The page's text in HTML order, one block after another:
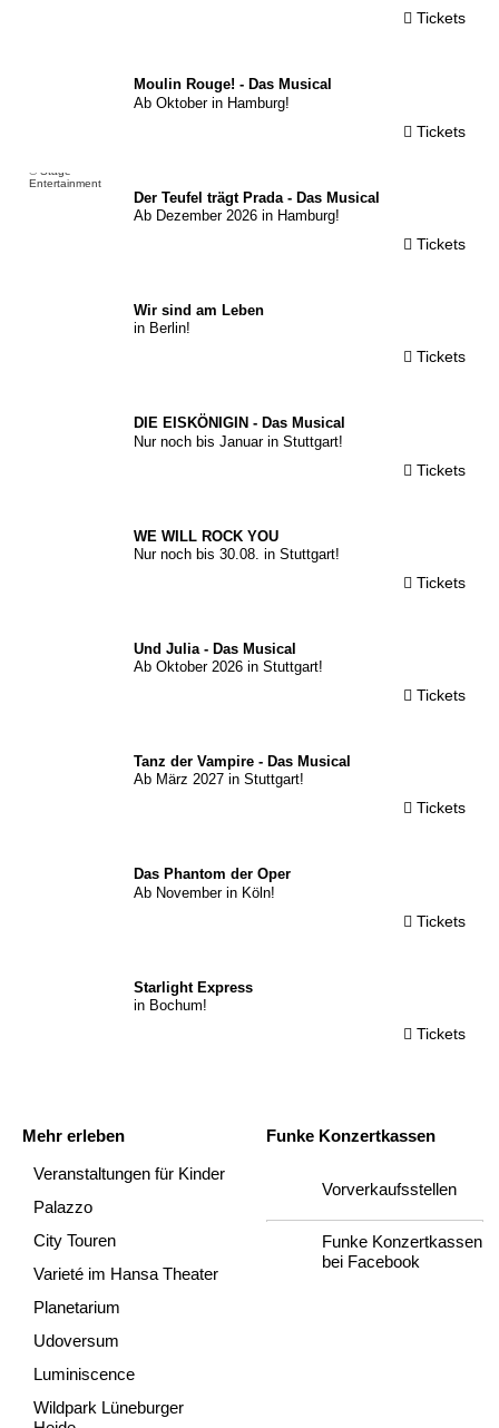
Tickets
Moulin Rouge! - Das Musical
Ab Oktober in Hamburg!
Tickets
© Stage
Entertainment
Der Teufel trägt Prada - Das Musical
Ab Dezember 2026 in Hamburg!
Tickets
Wir sind am Leben
in Berlin!
Tickets
DIE EISKÖNIGIN - Das Musical
Nur noch bis Januar in Stuttgart!
Tickets
WE WILL ROCK YOU
Nur noch bis 30.08. in Stuttgart!
Tickets
Und Julia - Das Musical
Ab Oktober 2026 in Stuttgart!
Tickets
Tanz der Vampire - Das Musical
Ab März 2027 in Stuttgart!
Tickets
Das Phantom der Oper
Ab November in Köln!
Tickets
Starlight Express
in Bochum!
Tickets
Mehr erleben
Veranstaltungen für Kinder
Palazzo
City Touren
Varieté im Hansa Theater
Planetarium
Udoversum
Luminiscence
Wildpark Lüneburger
Funke Konzertkassen
Vorverkaufsstellen
Funke Konzertkassen
bei Facebook